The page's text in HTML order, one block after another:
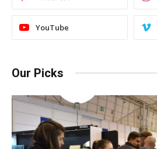
YouTube
Our Picks